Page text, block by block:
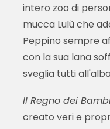
intero zoo di
mucca Lulù che
Peppino sempre
con la sua lana
sveglia tutti
Il Regno dei
creato veri e